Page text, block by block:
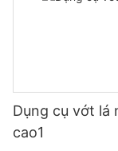
Dụng cụ vớt lá
cao1